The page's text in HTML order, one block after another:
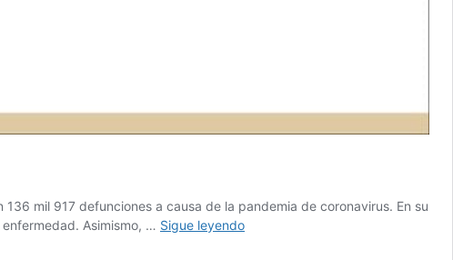
mil 917 defunciones a causa de la pandemia de coronavirus. En su
Asimismo, … Sigue leyendoMéxico